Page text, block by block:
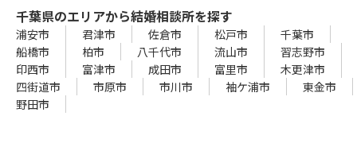
千葉県のエリアから結婚相談所を探す
浦安市 君津市 佐倉市 松戸市
千葉市
船橋市
柏市 八千代市 流山市
習志野市
印西市
富津市 成田市 富里市
木更津市
四街道市
市原市 市川市 袖ケ浦市
東金市
野田市